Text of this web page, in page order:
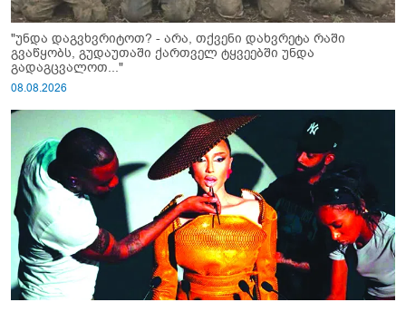
"უნდა დაგვხვრიტოთ? - არა, თქვენი დახვრეტა რაში
გვაწყობს, გუდაუთაში ქართველ ტყვეებში უნდა
გადაგცვალოთ..."
08.08.2026